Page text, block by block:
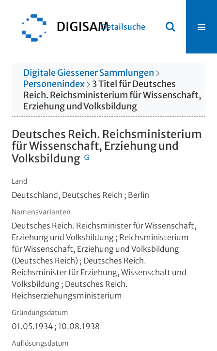
Detailsuche
Digitale Giessener Sammlungen
Personenindex
3TitelfürDeutsches
Reich. Reichsministerium für Wissenschaft,
Erziehung und Volksbildung
Deutsches Reich. Reichsministerium
für Wissenschaft, Erziehung und
Volksbildung
Land
Deutschland, Deutsches Reich ; Berlin
Namensvarianten
Deutsches Reich. Reichsminister für Wissenschaft,
Erziehung und Volksbildung ; Reichsministerium
für Wissenschaft, Erziehung und Volksbildung
(Deutsches Reich) ; Deutsches Reich.
Reichsminister für Erziehung, Wissenschaft und
Volksbildung ; Deutsches Reich.
Reichserziehungsministerium
Gründungsdatum
01.05.1934 ; 10.08.1938
Auflösungsdatum